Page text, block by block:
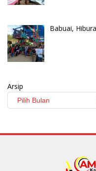
Babuai,
Arsip